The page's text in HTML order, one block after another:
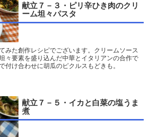
献立７－３・ピリ辛ひき肉のクリ
ーム坦々パスタ
みた創作レシピでございます。クリームソース
々要素を盛り込んだ中華とイタリアンの合作で
付け合わせに胡瓜のピクルスもどきも。
献立７－５・イカと白菜の塩うま
煮